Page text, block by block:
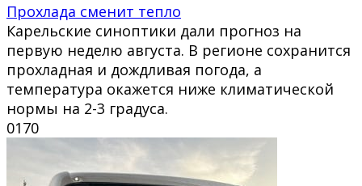
Прохлада сменит тепло
Карельские синоптики дали прогноз на
первую неделю августа. В регионе сохранится
прохладная и дождливая погода, а
температура окажется ниже климатической
нормы на 2-3 градуса.
0170